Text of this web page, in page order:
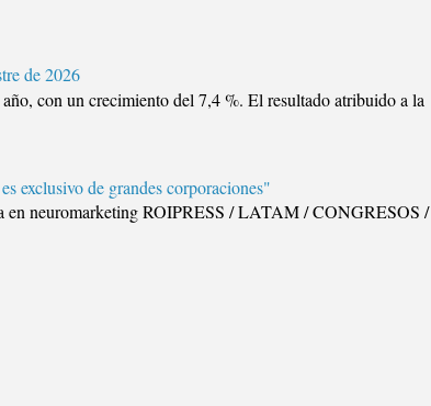
de 2026
con un crecimiento del 7,4 %. El resultado atribuido a la
exclusivo de grandes corporaciones"
en neuromarketing ROIPRESS / LATAM / CONGRESOS /